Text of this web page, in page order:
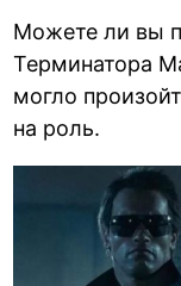
Можете ли вы
Терминатора
могло
на роль.